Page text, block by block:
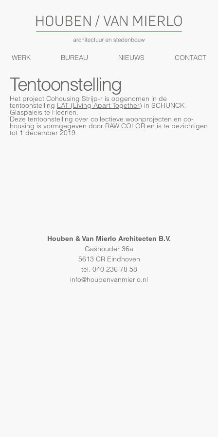
WERK BUREAU NIEUWS CONTACT
Tentoonstelling
Het project Cohousing Strijp-r is opgenomen in de
tentoonstelling LAT (Living Apart Together) in SCHUNCK
Glaspaleis te Heerlen.
Deze tentoonstelling over collectieve woonprojecten en co-
housing is vormgegeven door RAW COLOR en is te bezichtigen
tot 1 december 2019.
Houben & Van Mierlo Architecten B.V.
Gashouder 36a
5613 CR Eindhoven
tel. 040 236 78 58
info@houbenvanmierlo.nl